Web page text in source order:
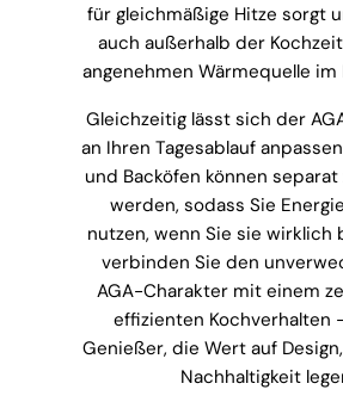
für gleichmäßige Hitze sorgt
auch außerhalb der
angenehmen Wärmequelle im
Gleichzeitig lässt sich der
an Ihren Tagesablauf
und Backöfen können
werden, sodass Sie
nutzen, wenn Sie sie wirklich
verbinden Sie den
AGA-Charakter mit einem
effizienten Kochverhalten
Genießer, die Wert auf
Nachhaltigkeit